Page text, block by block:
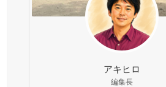
アキヒロ
編集長